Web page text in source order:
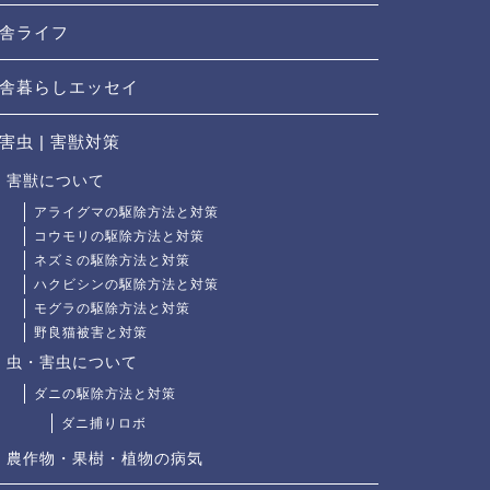
ライフ
暮らしエッセイ
虫 | 害獣対策
害獣について
アライグマの駆除方法と対策
コウモリの駆除方法と対策
ネズミの駆除方法と対策
ハクビシンの駆除方法と対策
モグラの駆除方法と対策
野良猫被害と対策
虫・害虫について
ダニの駆除方法と対策
ダニ捕りロボ
農作物・果樹・植物の病気